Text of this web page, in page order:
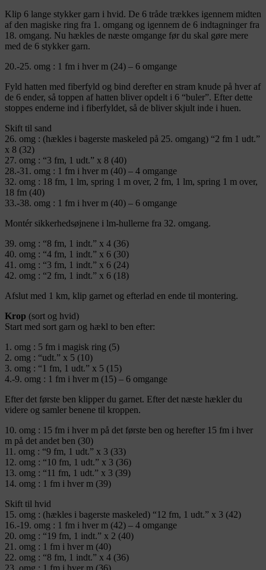
Klip 6 lange stykker garn i hvid. De 6 tråde trækkes igennem midten
af den magiske ring fra 1. omgang og igennem de 6 indtagninger fra
18. omgang. Nu hækles de næste omgange før du skal gøre mere
med de 6 stykker garn.
20.-25. omg : 1 fm i hver m (24) – 6 omgange
Fyld hatten med fiberfyld og bind derefter en stram knude på hver af
de 6 ender, så toppen af hatten bliver opdelt i 6 “buler”. Efter dette
stoppes enderne ind i fiberfyldet, så de bliver skjult inde i huen.
Skift til sand
26. omg : (hækles i bagerste maskeled på 25. omgang) “2 fm 1 udt.”
x 8 (32)
27. omg : “3 fm, 1 udt.” x 8 (40)
28.-31. omg : 1 fm i hver m (40) – 4 omgange
32. omg : 18 fm, 1 lm, spring 1 m over, 2 fm, 1 lm, spring 1 m over,
18 fm (40)
33.-38. omg : 1 fm i hver m (40) – 6 omgange
Montér sikkerhedsøjnene i lm-hullerne fra 32. omgang.
39. omg : “8 fm, 1 indt.” x 4 (36)
40. omg : “4 fm, 1 indt.” x 6 (30)
41. omg : “3 fm, 1 indt.” x 6 (24)
42. omg : “2 fm, 1 indt.” x 6 (18)
Afslut med 1 km, klip garnet og efterlad en ende til montering.
Krop (sort og hvid)
Start med sort garn og hækl to ben efter:
1. omg : 5 fm i magisk ring (5)
2. omg : “udt.” x 5 (10)
3. omg : “1 fm, 1 udt.” x 5 (15)
4.-9. omg : 1 fm i hver m (15) – 6 omgange
Efter det første ben klipper du garnet. Efter det næste hækler du
videre og samler benene til kroppen.
10. omg : 15 fm i hver m på det første ben og herefter 15 fm i hver
m på det andet ben (30)
11. omg : “9 fm, 1 udt.” x 3 (33)
12. omg : “10 fm, 1 udt.” x 3 (36)
13. omg : “11 fm, 1 udt.” x 3 (39)
14. omg : 1 fm i hver m (39)
Skift til hvid
15. omg : (hækles i bagerste maskeled) “12 fm, 1 udt.” x 3 (42)
16.-19. omg : 1 fm i hver m (42) – 4 omgange
20. omg : “19 fm, 1 indt.” x 2 (40)
21. omg : 1 fm i hver m (40)
22. omg : “8 fm, 1 indt.” x 4 (36)
23. omg : 1 fm i hver m (36)